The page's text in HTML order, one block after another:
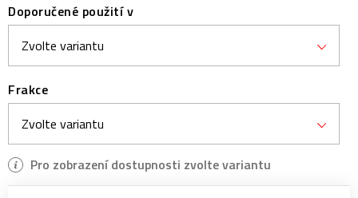
Doporučené použití v
Frakce